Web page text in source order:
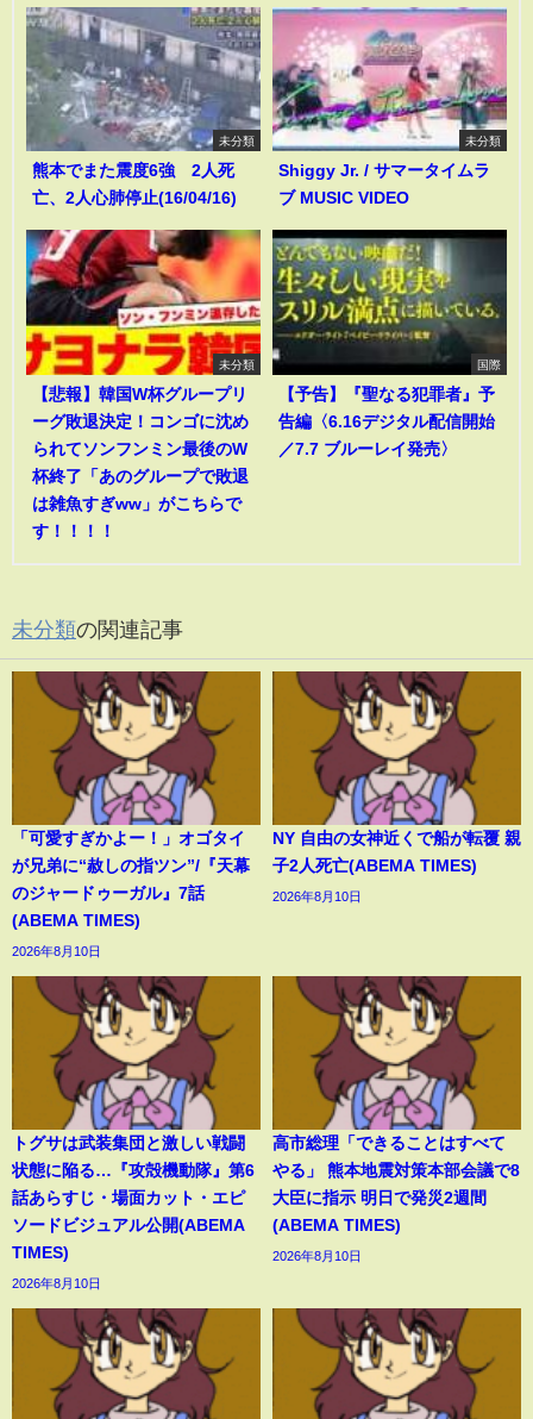
未分類
熊本でまた震度6強 2人死
亡、2人心肺停止(16/04/16)
未分類
Shiggy Jr. / サマータイムラ
ブ MUSIC VIDEO
未分類
【悲報】韓国W杯グループリ
ーグ敗退決定！コンゴに沈め
られてソンフンミン最後のW
杯終了「あのグループで敗退
は雑魚すぎww」がこちらで
す！！！！
国際
【予告】『聖なる犯罪者』予
告編〈6.16デジタル配信開始
／7.7 ブルーレイ発売〉
未分類の関連記事
「可愛すぎかよー！」オゴタイ
が兄弟に“赦しの指ツン”/『天幕
のジャードゥーガル』7話
(ABEMA TIMES)
2026年8月10日
NY 自由の女神近くで船が転覆 親
子2人死亡(ABEMA TIMES)
2026年8月10日
トグサは武装集団と激しい戦闘
状態に陥る…『攻殻機動隊』第6
話あらすじ・場面カット・エピ
ソードビジュアル公開(ABEMA
TIMES)
2026年8月10日
高市総理「できることはすべて
やる」 熊本地震対策本部会議で8
大臣に指示 明日で発災2週間
(ABEMA TIMES)
2026年8月10日